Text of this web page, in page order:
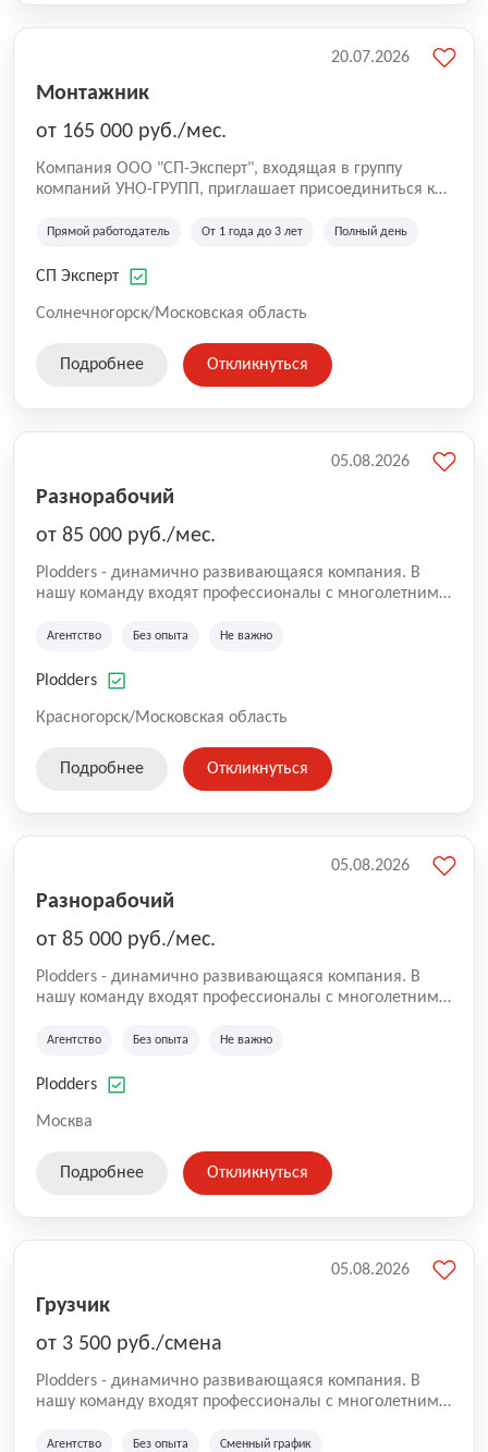
Монтажник
от 165 000 руб./мес.
Компания ООО "СП-Эксперт", входящая в группу
компаний УНО-ГРУПП, приглашает присоединиться к
работаем на рынке с 2005 года и оказываем комплекс
зданий из гибридных модульных блоков свободной
гибридно-модульного строительства.
Прямой работодатель От 1 года до 3 лет Полный день
СП Эксперт
Солнечногорск/Московская область
20.07.2026
Подробнее Откликнуться
Разнорабочий
от 85 000 руб./мес.
Plodders - динамично развивающаяся компания. В
нашу команду входят профессионалы с многолетним
на рынке аутсорсинга, а накопленный опыт позволяют
оказываемых услуг.
Агентство Без опыта Не важно
Plodders
Красногорск/Московская область
05.08.2026
Подробнее Откликнуться
Разнорабочий
от 85 000 руб./мес.
Plodders - динамично развивающаяся компания. В
нашу команду входят профессионалы с многолетним
на рынке аутсорсинга, а накопленный опыт позволяют
оказываемых услуг.
Агентство Без опыта Не важно
Plodders
Москва
05.08.2026
Подробнее Откликнуться
Грузчик
от 3 500 руб./смена
Plodders - динамично развивающаяся компания. В
нашу команду входят профессионалы с многолетним
на рынке аутсорсинга, а накопленный опыт позволяют
Агентство Без опыта Сменный график
05.08.2026